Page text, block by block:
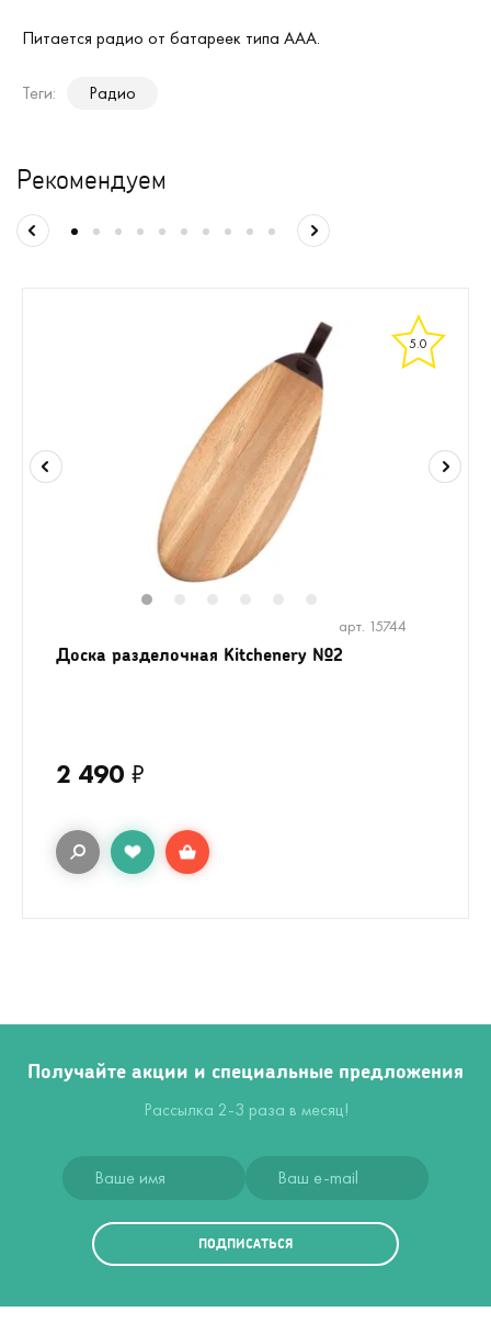
Питается радио от батареек типа ААА.
Теги: Радио
Рекомендуем
5.0
арт. 15744
Доска разделочная Kitchenery №2
2 490 ₽
Получайте акции и специальные предложения
Рассылка 2-3 раза в месяц!
ПОДПИСАТЬСЯ